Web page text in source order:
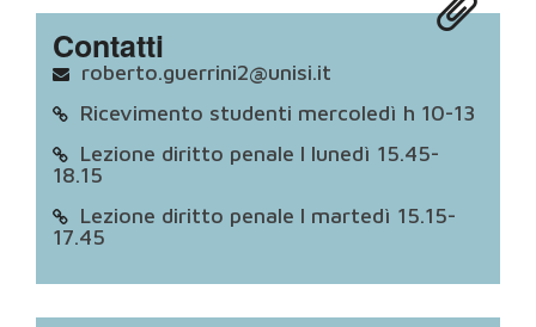
Contatti
roberto.guerrini2@unisi.it
Ricevimento studenti mercoledì h 10-13
Lezione diritto penale I lunedì 15.45-
18.15
Lezione diritto penale I martedì 15.15-
17.45